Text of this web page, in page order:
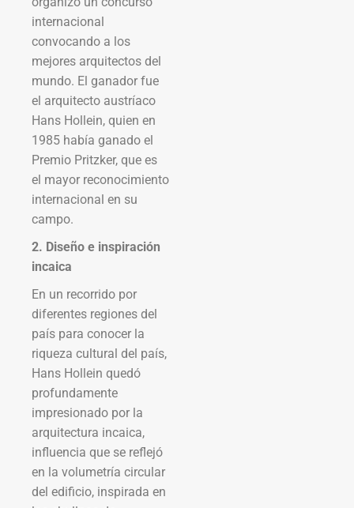
internacional
convocando a los
mejores arquitectos del
mundo. El ganador fue
el arquitecto austríaco
Hans Hollein, quien en
1985 había ganado el
Premio Pritzker, que es
el mayor reconocimiento
internacional en su
campo.
2. Diseño e inspiración
incaica
En un recorrido por
diferentes regiones del
país para conocer la
riqueza cultural del país,
Hans Hollein quedó
profundamente
impresionado por la
arquitectura incaica,
influencia que se reflejó
en la volumetría circular
del edificio, inspirada en